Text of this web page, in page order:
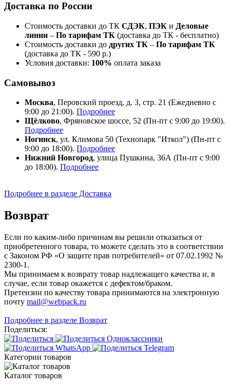
Доставка по России
Стоимость доставки до ТК СДЭК, ПЭК и Деловые
линии – По тарифам ТК (доставка до ТК - бесплатно)
Стоимость доставки до других ТК – По тарифам ТК
(доставка до ТК - 590 р.)
Условия доставки: 100% оплата заказа
Самовывоз
Москва, Перовский проезд, д. 3, стр. 21 (Ежедневно с
9:00 до 21:00). Подробнее
Щёлково, Фряновское шоссе, 52 (Пн-пт с 9:00 до 19:00).
Подробнее
Ногинск, ул. Климова 50 (​Технопарк "Иткол") (Пн-пт с
9:00 до 18:00). Подробнее
Нижний Новгород, улица Пушкина, 36А (Пн-пт с 9:00
до 18:00). Подробнее
Подробнее в разделе Доставка
Возврат
Если по каким-либо причинам вы решили отказаться от
приобретенного товара, то можете сделать это в соответствии
с Законом РФ «О защите прав потребителей» от 07.02.1992 №
2300-1.
Мы принимаем к возврату товар надлежащего качества и, в
случае, если товар окажется с дефектом/браком.
Претензии по качеству товара принимаются на электронную
почту mail@webpack.ru
Подробнее в разделе Возврат
Поделиться:
Категории товаров
Каталог товаров